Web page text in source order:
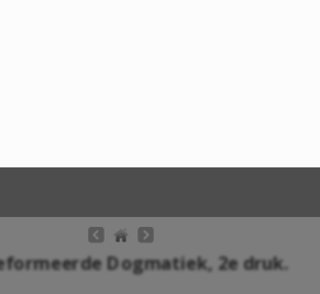
Dogmatiek, 2e druk.